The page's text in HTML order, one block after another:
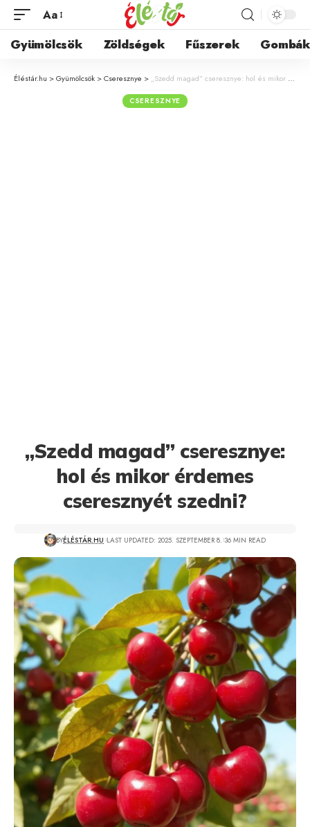
Aa
Gyümölcsök Zöldségek Fűszerek Gombák
Éléstár.hu >Gyümölcsök >Cseresznye > „Szedd magad” cseresznye: hol és mikor érdemes cseresznyét szedni?
CSERESZNYE
„Szedd magad” cseresznye:
hol és mikor érdemes
cseresznyét szedni?
BYÉLÉSTÁR.HU LAST UPDATED: 2025. SZEPTEMBER 8. 36 MIN READ